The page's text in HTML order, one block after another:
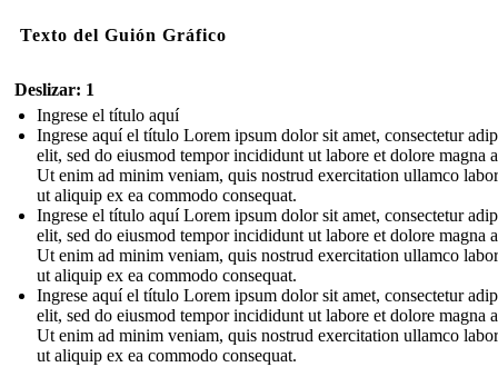
Texto del Guión Gráfico
Deslizar: 1
Ingrese el título aquí
Ingrese aquí el título Lorem ipsum dolor sit amet, consectetur
elit, sed do eiusmod tempor incididunt ut labore et dolore magna
Ut enim ad minim veniam, quis nostrud exercitation ullamco
ut aliquip ex ea commodo consequat.
Ingrese el título aquí Lorem ipsum dolor sit amet, consectetur
elit, sed do eiusmod tempor incididunt ut labore et dolore magna
Ut enim ad minim veniam, quis nostrud exercitation ullamco
ut aliquip ex ea commodo consequat.
Ingrese aquí el título Lorem ipsum dolor sit amet, consectetur
elit, sed do eiusmod tempor incididunt ut labore et dolore magna
Ut enim ad minim veniam, quis nostrud exercitation ullamco
ut aliquip ex ea commodo consequat.